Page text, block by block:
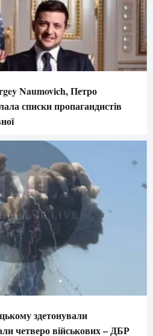
Naumovich, Петро
списки пропагандистів
здетонували
четверо військових – ДБР